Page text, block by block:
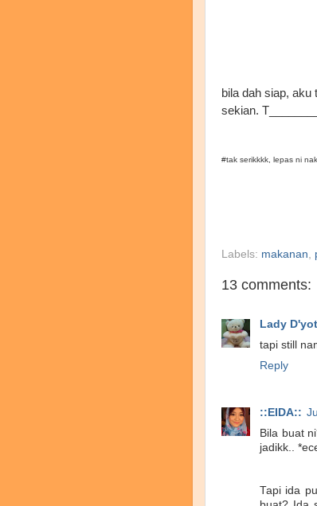
bila dah siap, aku
sekian.
#tak serikkkk, lepas ni
Labels: makanan,
13 comments:
Lady D'yot
tapi still
Reply
::EIDA::
Bila buat
jadikk..
Tapi ida